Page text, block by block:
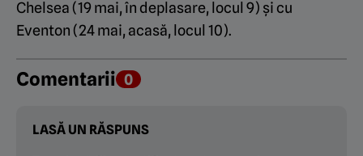
Chelsea (19 mai, în deplasare, locul 9) și cu
Eventon (24 mai, acasă, locul 10).
Comentarii 0
LASĂ UN RĂSPUNS